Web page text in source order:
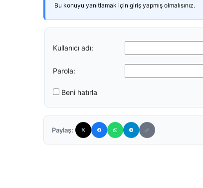
Bu konuyu yanıtlamak için giriş yapmış olmalısınız.
Kullanıcı adı:
Parola:
Beni hatırla
Paylaş: